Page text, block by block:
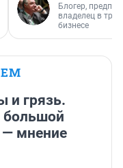
Блогер,
владелец в
бизнесе
и грязь.
большой
— мнение